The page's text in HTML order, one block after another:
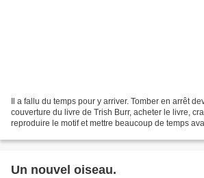
Il a fallu du temps pour y arriver. Tomber en arrêt
couverture du livre de Trish Burr, acheter le livre,
reproduire le motif et mettre beaucoup de temps
Un nouvel oiseau.